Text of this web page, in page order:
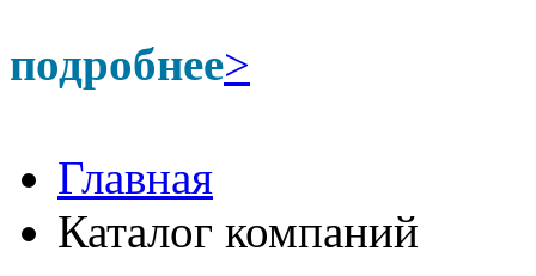
подробнее>
Главная
Каталог компаний